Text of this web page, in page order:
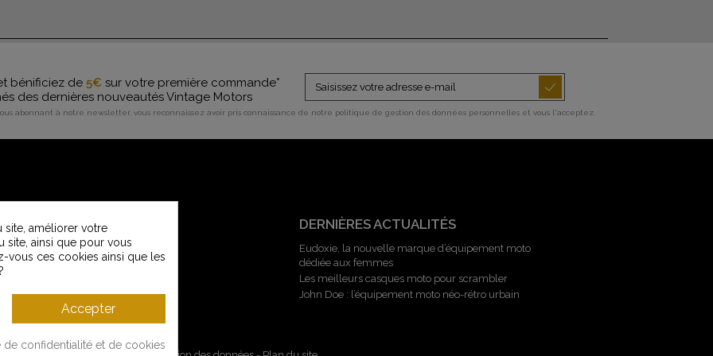
bénificiez de 5€ sur votre première commande*
des dernières nouveautés Vintage Motors
abonnant à notre newsletter, vous reconnaissez avoir pris connaissance de notre politique de gestion des données personnelles et vous l'acceptez.
SERVICE CLIENT
Contactez-nous
Service Clients Vintage Motors
Livraisons et retours
Modes de paiement
DERNIÈRES ACTUALITÉS
Eudoxie, la nouvelle marque d’équipement moto
dédiée aux femmes
Les meilleurs casques moto pour scrambler
John Doe : l’équipement moto néo-rétro urbain
site, améliorer votre
site, ainsi que pour vous
vous ces cookies ainsi que les
Accepter
de confidentialité et de cookies